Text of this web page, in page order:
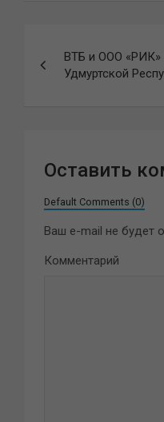
по
ВТБ и ООО «РИК»
Удмуртской
Оставить
Default Comments (0)
Ваш e-mail не будет
Комментарий